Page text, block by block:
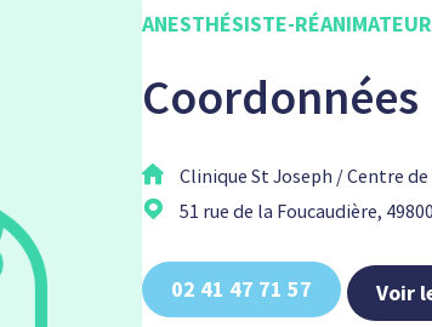
ANESTHÉSISTE-RÉANIMATEUR
Coordonnées
Clinique St Joseph / Centre
51 rue de la Foucaudière,
02 41 47 71 57 Voir